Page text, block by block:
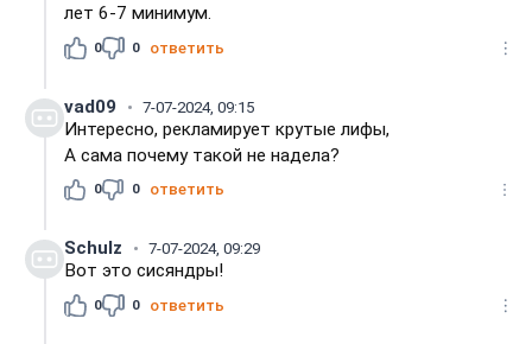
лет 6-7 минимум.
0 0 ответить
vad09 7-07-2024, 09:15
Интересно, рекламирует крутые лифы,
А сама почему такой не надела?
0 0 ответить
Schulz 7-07-2024, 09:29
Вот это сисяндры!
0 0 ответить